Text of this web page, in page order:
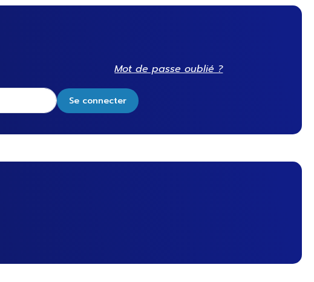
Mot de passe oublié ?
Se connecter